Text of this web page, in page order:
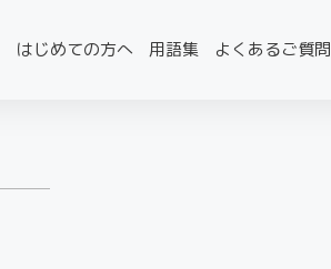
はじめての方へ 用語集 よくあるご質問